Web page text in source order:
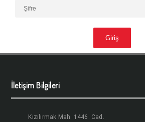
İletişim Bilgileri
Kızılırmak Mah. 1446. Cad.